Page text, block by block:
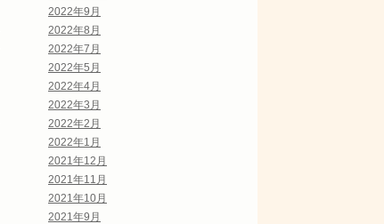
2022年9月
2022年8月
2022年7月
2022年5月
2022年4月
2022年3月
2022年2月
2022年1月
2021年12月
2021年11月
2021年10月
2021年9月